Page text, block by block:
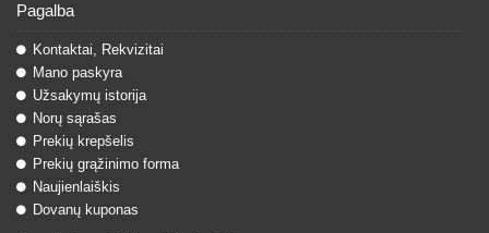
Pagalba
Kontaktai, Rekvizitai
Mano paskyra
Užsakymų istorija
Norų sąrašas
Prekių krepšelis
Prekių grąžinimo forma
Naujienlaiškis
Dovanų kuponas